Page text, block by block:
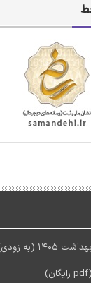
(به زودی)